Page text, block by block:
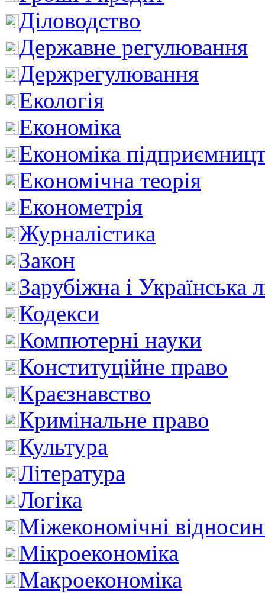
Діловодство
Державне регулювання
Держрегулювання
Екологія
Економіка
Економіка
Економічна теорія
Економетрія
Журналістика
Закон
Зарубіжна і Українська
Кодекси
Компютерні науки
Конституційне право
Краєзнавство
Кримінальне право
Культура
Література
Логіка
Міжекономічні
Мікроекономіка
Макроекономіка